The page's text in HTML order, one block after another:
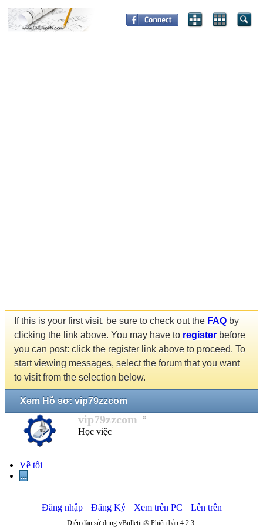
If this is your first visit, be sure to check out the FAQ by
clicking the link above. You may have to register before
you can post: click the register link above to proceed. To
start viewing messages, select the forum that you want
to visit from the selection below.
Xem Hồ sơ: vip79zzcom
vip79zzcom
Học việc
Về tôi
...
Đăng nhập Đăng Ký Xem trên PC Lên trên
Diễn đàn sử dụng vBulletin® Phiên bản 4.2.3.